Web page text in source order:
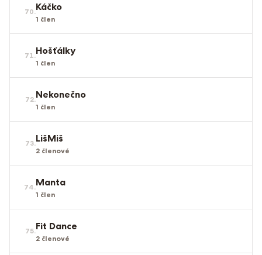
70.Káčko
1 člen
71.Hošťálky
1 člen
72.Nekonečno
1 člen
73.LišMiš
2 členové
74.Manta
1 člen
75.Fit Dance
2 členové